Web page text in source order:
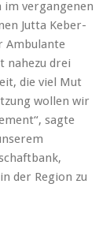
vergangenen
Jutta Keber-
Ambulante
nahezu drei
die viel Mut
wollen wir
sagte
der Region zu